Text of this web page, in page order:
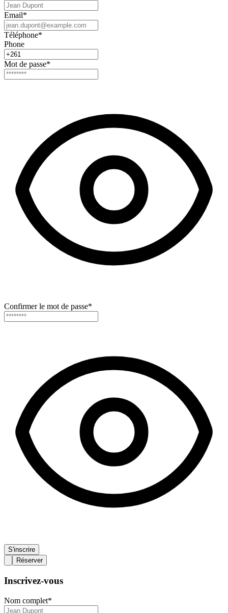
Email*
Téléphone*
Phone
Mot de passe*
Confirmer le mot de passe*
S'inscrire
Réserver
Inscrivez-vous
Nom complet*